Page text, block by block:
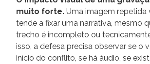
muito forte. Uma imagem repetida
tende a fixar uma narrativa, mesmo
trecho é incompleto ou
isso, a defesa precisa observar se o
início do conflito, se há áudio, se